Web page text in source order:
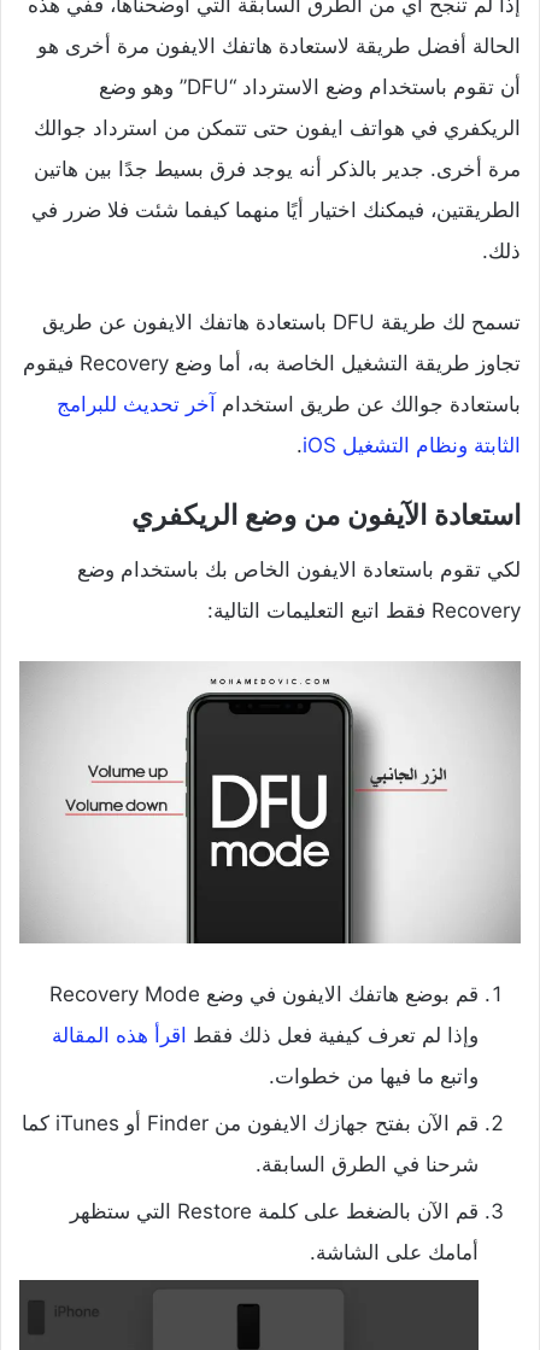
إذا لم تنجح أي من الطرق السابقة التي أوضحناها، ففي هذه
الحالة أفضل طريقة لاستعادة هاتفك الايفون مرة أخرى هو
أن تقوم باستخدام وضع الاسترداد “DFU” وهو وضع
الريكفري في هواتف ايفون حتى تتمكن من استرداد جوالك
مرة أخرى. جدير بالذكر أنه يوجد فرق بسيط جدًا بين هاتين
الطريقتين، فيمكنك اختيار أيًا منهما كيفما شئت فلا ضرر في
ذلك.
تسمح لك طريقة DFU باستعادة هاتفك الايفون عن طريق
تجاوز طريقة التشغيل الخاصة به، أما وضع Recovery فيقوم
باستعادة جوالك عن طريق استخدام آخر تحديث للبرامج
الثابتة ونظام التشغيل iOS
.
استعادة الآيفون من وضع الريكفري
لكي تقوم باستعادة الايفون الخاص بك باستخدام وضع
Recovery فقط اتبع التعليمات التالية:
قم بوضع هاتفك الايفون في وضع Recovery Mode
وإذا لم تعرف كيفية فعل ذلك فقط اقرأ هذه المقالة
واتبع ما فيها من خطوات.
قم الآن بفتح جهازك الايفون من Finder أو iTunes كما
شرحنا في الطرق السابقة.
قم الآن بالضغط على كلمة Restore التي ستظهر
أمامك على الشاشة.